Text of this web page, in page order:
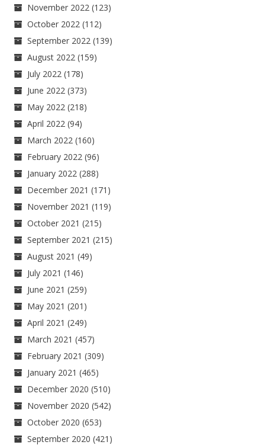
November 2022 (123)
October 2022 (112)
September 2022 (139)
August 2022 (159)
July 2022 (178)
June 2022 (373)
May 2022 (218)
April 2022 (94)
March 2022 (160)
February 2022 (96)
January 2022 (288)
December 2021 (171)
November 2021 (119)
October 2021 (215)
September 2021 (215)
August 2021 (49)
July 2021 (146)
June 2021 (259)
May 2021 (201)
April 2021 (249)
March 2021 (457)
February 2021 (309)
January 2021 (465)
December 2020 (510)
November 2020 (542)
October 2020 (653)
September 2020 (421)